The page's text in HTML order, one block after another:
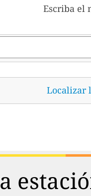
Escriba el
Localizar